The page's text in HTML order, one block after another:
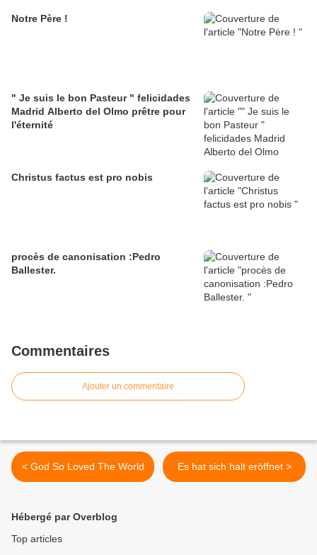
Notre Père !
" Je suis le bon Pasteur " felicidades
Madrid Alberto del Olmo prêtre pour
l'éternité
Christus factus est pro nobis
procès de canonisation :Pedro
Ballester.
Commentaires
Ajouter un commentaire
< God So Loved The World Es hat sich halt eröffnet >
Hébergé par Overblog
Top articles